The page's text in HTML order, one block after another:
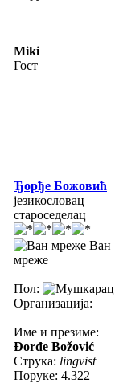
Miki
Гост
Ђорђе Божовић
језикословац
староседелац
Ван
мреже
Пол:
Организација:
Име и презиме:
Đorđe Božović
Струка: lingvist
Поруке: 4.322